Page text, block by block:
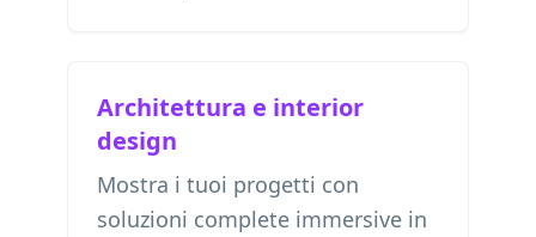
Architettura e interior
design
Mostra i tuoi progetti con
soluzioni complete immersive in